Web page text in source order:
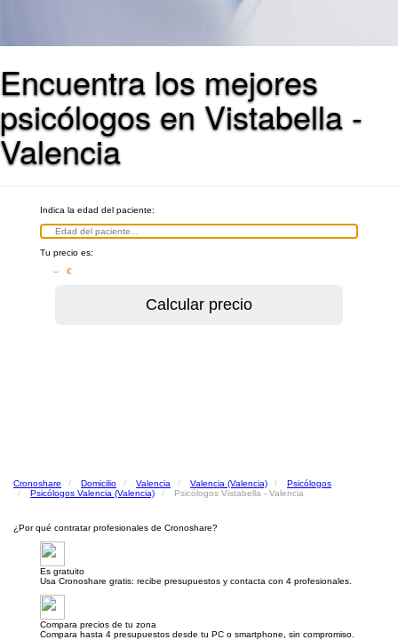
Encuentra los mejores
psicólogos en Vistabella -
Valencia
Indica la edad del paciente:
Tu precio es:
– €
Cronoshare Domicilio Valencia Valencia (Valencia)
Psicólogos
Psicólogos Valencia (Valencia)
Psicólogos Vistabella - Valencia
¿Por qué contratar profesionales de Cronoshare?
Es gratuito
Usa Cronoshare gratis: recibe presupuestos y contacta con 4 profesionales.
Compara precios de tu zona
Compara hasta 4 presupuestos desde tu PC o smartphone, sin compromiso.